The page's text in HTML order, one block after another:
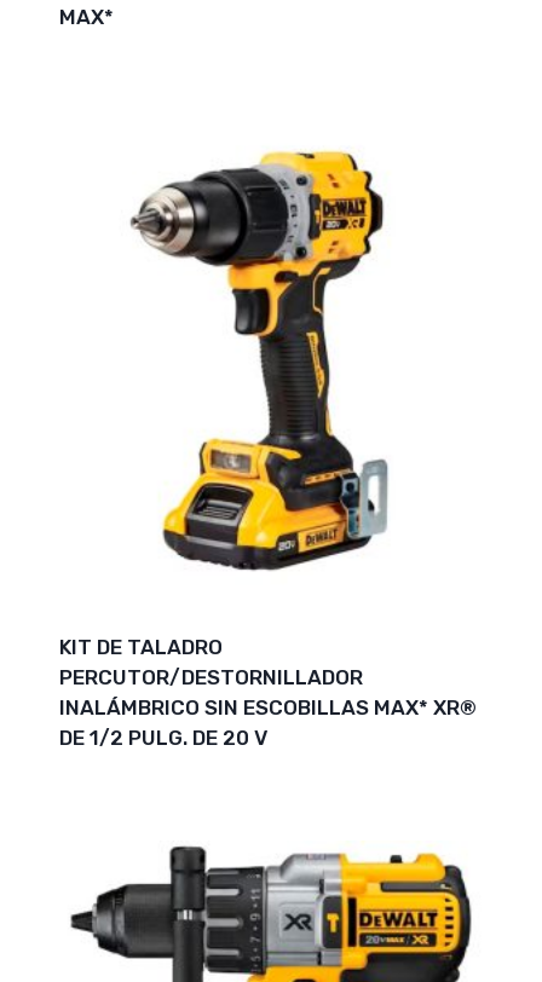
MAX*
KIT DE TALADRO
PERCUTOR/DESTORNILLADOR
INALÁMBRICO SIN ESCOBILLAS MAX* XR®
DE 1/2 PULG. DE 20 V